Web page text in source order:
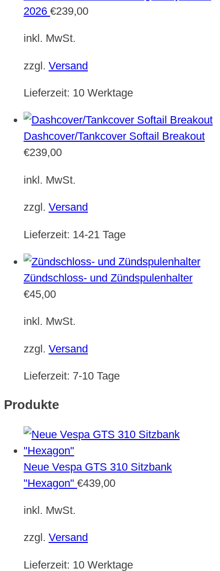
2026 €239,00
inkl. MwSt.
zzgl. Versand
Lieferzeit: 10 Werktage
Dashcover/Tankcover Softail Breakout
€239,00
inkl. MwSt.
zzgl. Versand
Lieferzeit: 14-21 Tage
Zündschloss- und Zündspulenhalter
€45,00
inkl. MwSt.
zzgl. Versand
Lieferzeit: 7-10 Tage
Produkte
Neue Vespa GTS 310 Sitzbank
"Hexagon" €439,00
inkl. MwSt.
zzgl. Versand
Lieferzeit: 10 Werktage